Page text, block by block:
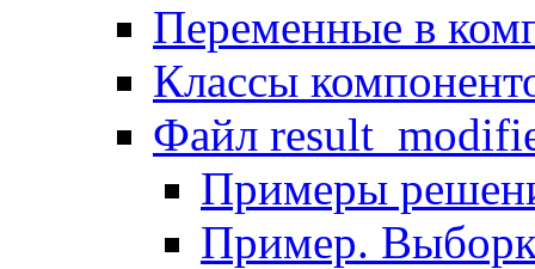
Переменные в
Классы
Файл
Примеры
Пример.